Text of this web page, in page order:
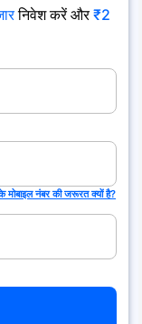
निवेश करें और₹2
नंबर की जरूरत क्यों है?